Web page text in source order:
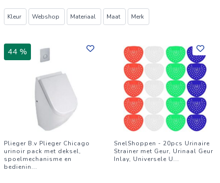
Producten
Kleur Webshop Materiaal Maat Merk
44 %
Plieger B.v Plieger Chicago
urinoir pack met deksel,
spoelmechanisme en
bedienin...
SnelShoppen - 20pcs Urinaire
Strainer met Geur, Urinaal Geur
Inlay, Universele U...